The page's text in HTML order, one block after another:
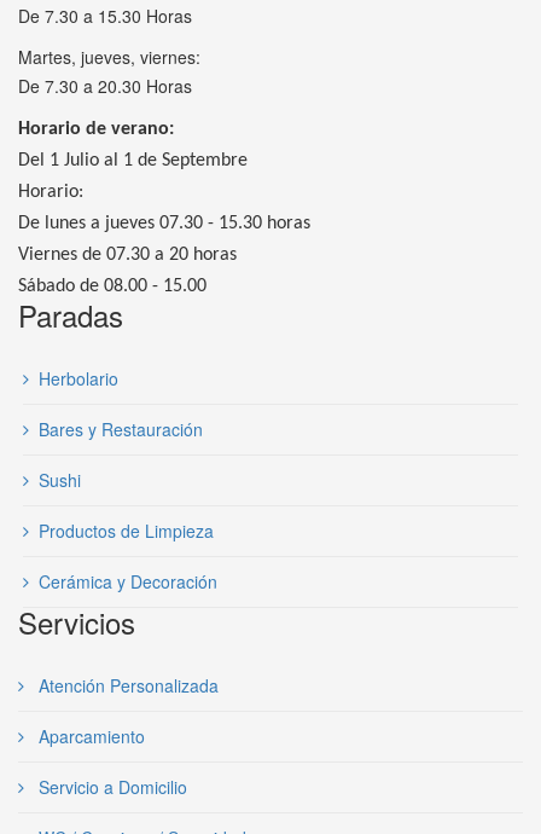
De 7.30 a 15.30 Horas
Martes, jueves, viernes:
De 7.30 a 20.30 Horas
Horario de verano:
Del 1 Julio al 1 de Septembre
Horario:
De lunes a jueves 07.30 - 15.30 horas
Viernes de 07.30 a 20 horas
Sábado de 08.00 - 15.00
Paradas
Herbolario
Bares y Restauración
Sushi
Productos de Limpieza
Cerámica y Decoración
Servicios
Atención Personalizada
Aparcamiento
Servicio a Domicilio